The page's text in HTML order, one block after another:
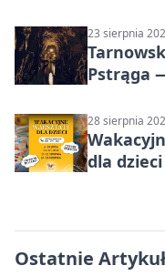
23 sierpnia
Pstrąga
28 sierpnia
dla
Ostatnie